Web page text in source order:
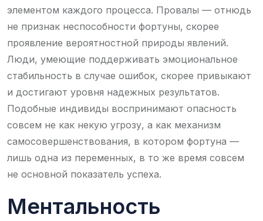
элементом каждого процесса. Провалы — отнюдь
не признак неспособности фортуны, скорее
проявление вероятностной природы явлений.
Люди, умеющие поддерживать эмоциональное
стабильность в случае ошибок, скорее привыкают
и достигают уровня надежных результатов.
Подобные индивиды воспринимают опасность
совсем не как некую угрозу, а как механизм
самосовершенствования, в котором фортуна —
лишь одна из переменных, в то же время совсем
не основной показатель успеха.
Ментальность